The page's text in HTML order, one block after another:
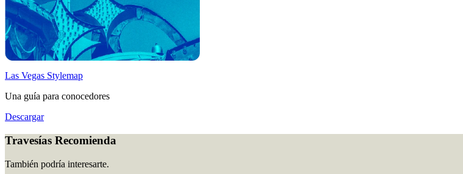
Las Vegas Stylemap
Una guía para conocedores
Descargar
Travesías Recomienda
También podría interesarte.